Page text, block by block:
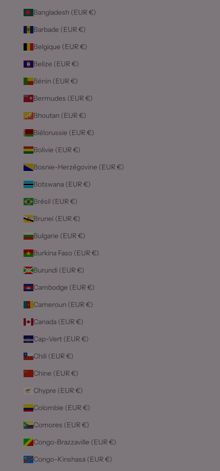
Bangladesh (EUR €)
Barbade (EUR €)
Belgique (EUR €)
Belize (EUR €)
Bénin (EUR €)
Bermudes (EUR €)
Bhoutan (EUR €)
Biélorussie (EUR €)
Bolivie (EUR €)
Bosnie-Herzégovine (EUR €)
Botswana (EUR €)
Brésil (EUR €)
Brunei (EUR €)
Bulgarie (EUR €)
Burkina Faso (EUR €)
Burundi (EUR €)
Cambodge (EUR €)
Cameroun (EUR €)
Canada (EUR €)
Cap-Vert (EUR €)
Chili (EUR €)
Chine (EUR €)
Chypre (EUR €)
Colombie (EUR €)
Comores (EUR €)
Congo-Brazzaville (EUR €)
Congo-Kinshasa (EUR €)